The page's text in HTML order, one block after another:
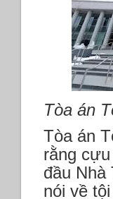
Tòa án
Tòa án
rằng
đầu Nhà
nói về